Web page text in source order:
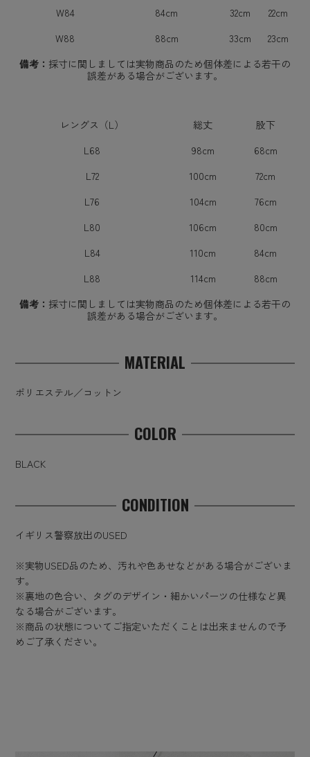
W84
84cm 32cm
22cm
W88
88cm 33cm
23cm
備考： 採寸に関しましては実物商品のため個体差による若干の
誤差がある場合がございます。
レングス（L） 総丈
股下
L68
98cm
68cm
L72
100cm
72cm
L76
104cm
76cm
L80
106cm
80cm
L84
110cm
84cm
L88
114cm
88cm
備考： 採寸に関しましては実物商品のため個体差による若干の
誤差がある場合がございます。
MATERIAL
ポリエステル／コットン
COLOR
BLACK
CONDITION
イギリス警察放出のUSED
※実物USED品のため、汚れや色あせなどがある場合がございま
す。
※裏地の色合い、タグのデザイン・細かいパーツの仕様など異
なる場合がございます。
※商品の状態についてご指定いただくことは出来ませんので予
めご了承ください。